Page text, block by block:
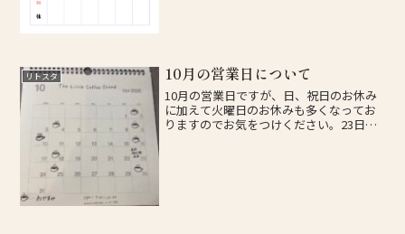
リトスタ 10月の営業日について
10月の営業日ですが、日、祝日のお休み
に加えて火曜日のお休みも多くなってお
りますのでお気をつけください。23日は